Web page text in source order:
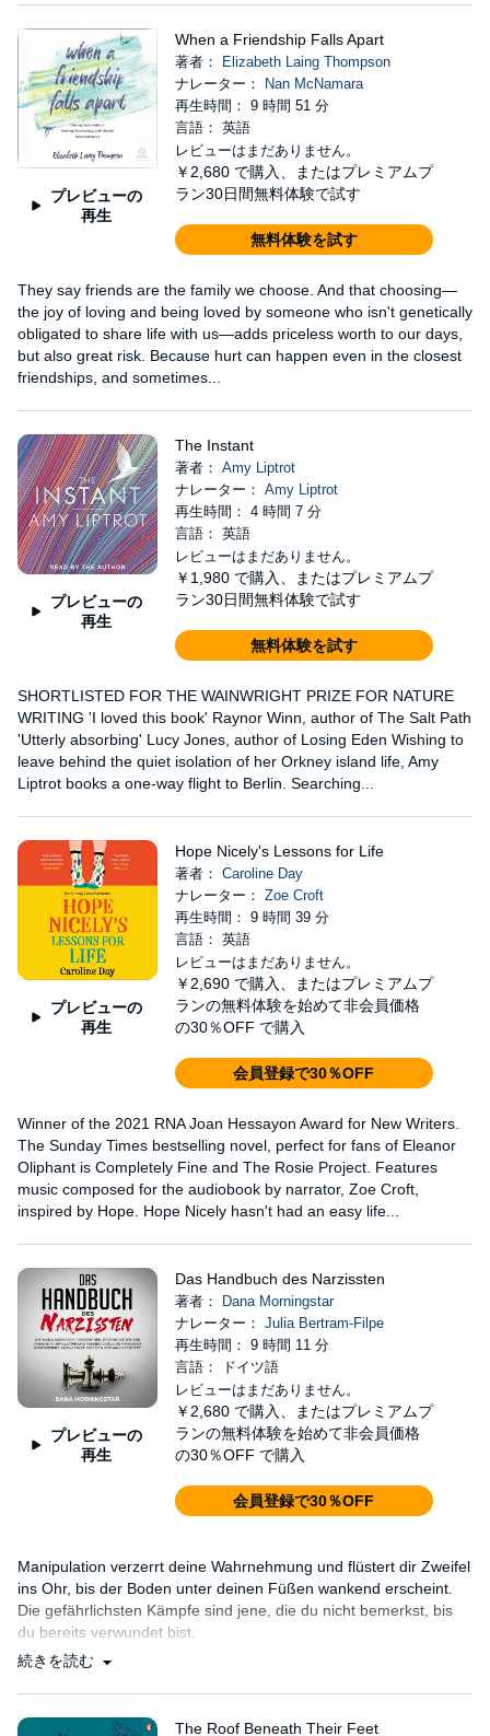
プレビューの
再生
When a Friendship Falls Apart
著者：
Elizabeth Laing Thompson
ナレーター：
Nan McNamara
再生時間： 9 時間 51 分
言語： 英語
レビューはまだありません。
￥2,680 で購入、またはプレミアムプ
ラン30日間無料体験で試す
無料体験を試す
They say friends are the family we choose. And that choosing—
the joy of loving and being loved by someone who isn't genetically
obligated to share life with us—adds priceless worth to our days,
but also great risk. Because hurt can happen even in the closest
friendships, and sometimes...
プレビューの
再生
The Instant
著者： Amy Liptrot
ナレーター： Amy Liptrot
再生時間： 4 時間 7 分
言語： 英語
レビューはまだありません。
￥1,980 で購入、またはプレミアムプ
ラン30日間無料体験で試す
無料体験を試す
SHORTLISTED FOR THE WAINWRIGHT PRIZE FOR NATURE
WRITING 'I loved this book' Raynor Winn, author of The Salt Path
'Utterly absorbing' Lucy Jones, author of Losing Eden Wishing to
leave behind the quiet isolation of her Orkney island life, Amy
Liptrot books a one-way flight to Berlin. Searching...
プレビューの
再生
Hope Nicely's Lessons for Life
著者： Caroline Day
ナレーター： Zoe Croft
再生時間： 9 時間 39 分
言語： 英語
レビューはまだありません。
￥2,690 で購入、またはプレミアムプ
ランの無料体験を始めて非会員価格
の30％OFF で購入
会員登録で30％OFF
Winner of the 2021 RNA Joan Hessayon Award for New Writers.
The Sunday Times bestselling novel, perfect for fans of Eleanor
Oliphant is Completely Fine and The Rosie Project. Features
music composed for the audiobook by narrator, Zoe Croft,
inspired by Hope. Hope Nicely hasn't had an easy life...
プレビューの
再生
Das Handbuch des Narzissten
著者：
Dana Morningstar
ナレーター： Julia Bertram-Filpe
再生時間： 9 時間 11 分
言語： ドイツ語
レビューはまだありません。
￥2,680 で購入、またはプレミアムプ
ランの無料体験を始めて非会員価格
の30％OFF で購入
会員登録で30％OFF
Manipulation verzerrt deine Wahrnehmung und flüstert dir Zweifel
ins Ohr, bis der Boden unter deinen Füßen wankend erscheint.
Die gefährlichsten Kämpfe sind jene, die du nicht bemerkst, bis
du bereits verwundet bist.
続きを読む
The Roof Beneath Their Feet